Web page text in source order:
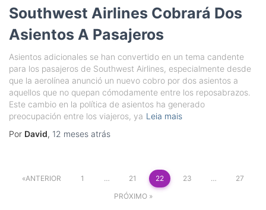
Southwest Airlines Cobrará Dos
Asientos A Pasajeros
Asientos adicionales se han convertido en un tema candente
para los pasajeros de Southwest Airlines, especialmente desde
que la aerolínea anunció un nuevo cobro por dos asientos a
aquellos que no quepan cómodamente entre los reposabrazos.
Este cambio en la política de asientos ha generado
preocupación entre los viajeros, ya Leia mais
Por David, 12 meses atrás
Paginação
ANTERIOR 1 … 21 22 23 …
27
PRÓXIMO